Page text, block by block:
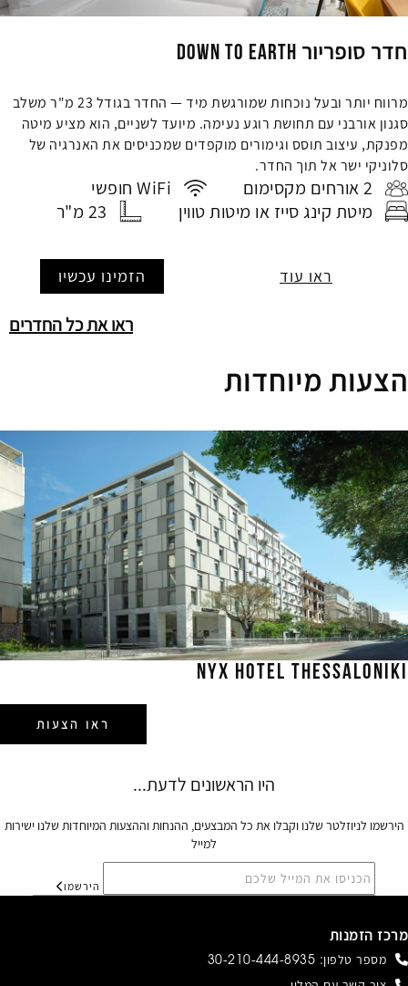
חדר סופריור Down to Earth
מרווח יותר ובעל נוכחות שמורגשת מיד — החדר בגודל 23 מ"ר משלב
סגנון אורבני עם תחושת רוגע נעימה. מיועד לשניים, הוא מציע מיטה
מפנקת, עיצוב תוסס וגימורים מוקפדים שמכניסים את האנרגיה של
סלוניקי ישר אל תוך החדר.
2 אורחים מקסימום
WiFi חופשי
מיטת קינג סייז או מיטות טווין
23 מ"ר
ראו עוד הזמינו עכשיו
ראו את כל החדרים
הצעות מיוחדות
NYX HOTEL THESSALONIKI
ראו הצעות
הירשמו לניוזלטר שלנו וקבלו את כל המבצעים, ההנחות וההצעות המיוחדות שלנו ישירות
למייל
הירשמו
מרכז הזמנות
מספר טלפון: 30-210-444-8935